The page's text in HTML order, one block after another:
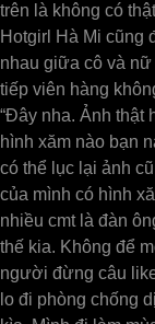
trên là không có
Hotgirl Hà Mi cũng
nhau giữa cô và
tiếp viên hàng
“Đây nha. Ảnh thật
hình xăm nào bạn
có thể lục lại ảnh
của mình có hình
nhiều cmt là đàn
thế kia. Không để
người đừng câu
lo đi phòng chống